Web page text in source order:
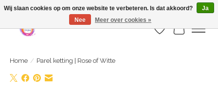
Webshop is geopend maar nog onder constructie | let op: Verzenden vanaf 29
juli
Verlanglijst
Home / Parel ketting | Rose of Witte
Wij slaan cookies op om onze website te verbeteren. Is dat akkoord?
Ja
Nee
Meer over cookies »